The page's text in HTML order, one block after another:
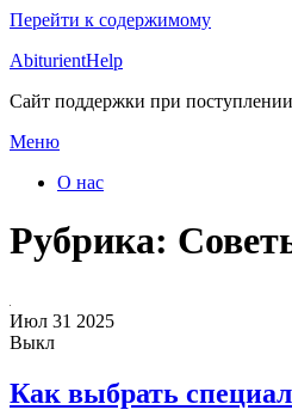
Перейти к содержимому
AbiturientHelp
Сайт поддержки при
Меню
О нас
Рубрика:
Июл 31 2025
Выкл
Как выбрать